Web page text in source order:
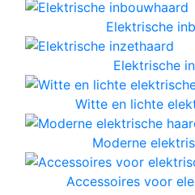
Elektrische
Elektrische
Witte en lichte
Moderne
Accessoires voor